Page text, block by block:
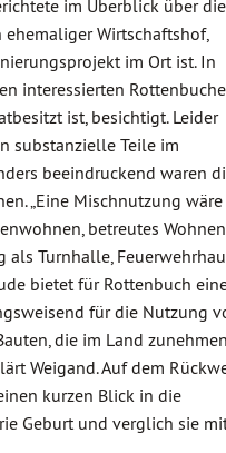
im Überblick über die
Wirtschaftshof,
im Ort ist. In
interessierten
ist, besichtigt. Leider
substanzielle Teile im
beeindruckend waren
„Eine Mischnutzung
betreutes Wohnen,
Turnhalle,
bietet für Rottenbuch
für die Nutzung
die im Land
Weigand. Auf dem
kurzen Blick in die
Geburt und verglich sie